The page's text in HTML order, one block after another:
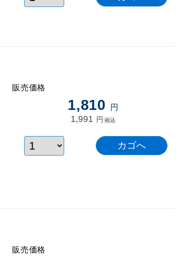
販売価格
1,810 円
1,991 円 税込
販売価格